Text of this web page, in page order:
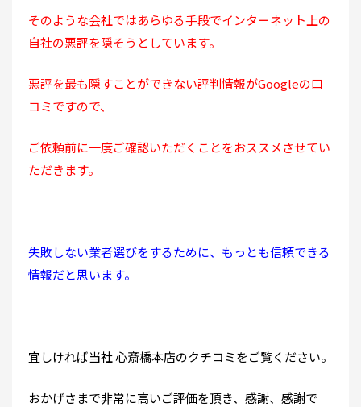
そのような会社ではあらゆる手段でインターネット上の
自社の悪評を隠そうとしています。
悪評を最も隠すことができない評判情報がGoogleの口
コミですので、
ご依頼前に一度ご確認いただくことをおススメさせてい
ただきます。
失敗しない業者選びをするために、もっとも信頼できる
情報だと思います。
宜しければ当社 心斎橋本店のクチコミをご覧ください。
おかげさまで非常に高いご評価を頂き、感謝、感謝で